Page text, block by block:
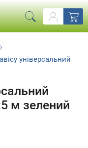
універсальний
м зелений